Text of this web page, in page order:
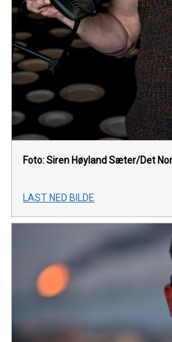
Foto: Siren Høyland Sæter/Det
LAST NED BILDE